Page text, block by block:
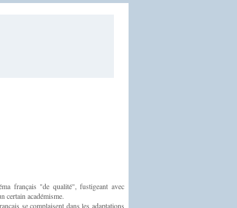
français "de qualité", fustigeant avec
certain académisme.
se complaisent dans les adaptations